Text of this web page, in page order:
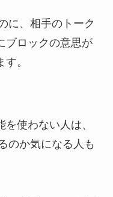
に、相手のトーク
ブロックの意思が
。
使わない人は、
のか気になる人も